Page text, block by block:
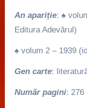
An apariție: ♠
Editura Adevărul)
♠ volum 2 – 1939
Gen carte:
Număr pagini: 276